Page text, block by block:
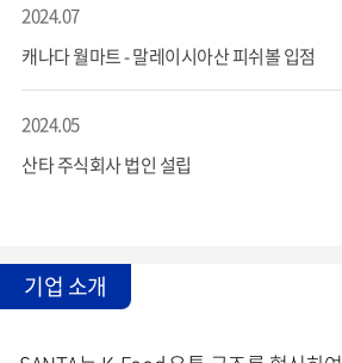
2024.07
캐나다 월마트 - 말레이시아산 피쉬볼 입점
2024.05
산타 주식회사 법인 설립
기업 소개